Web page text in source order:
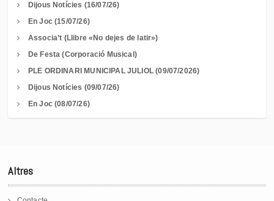
Dijous Notícies (16/07/26)
En Joc (15/07/26)
Associa’t (Llibre «No dejes de latir»)
De Festa (Corporació Musical)
PLE ORDINARI MUNICIPAL JULIOL (09/07/2026)
Dijous Notícies (09/07/26)
En Joc (08/07/26)
Altres